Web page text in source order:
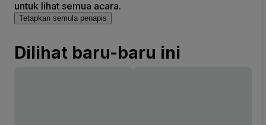
untuk lihat semua acara.
Tetapkan semula penapis
Dilihat baru-baru ini